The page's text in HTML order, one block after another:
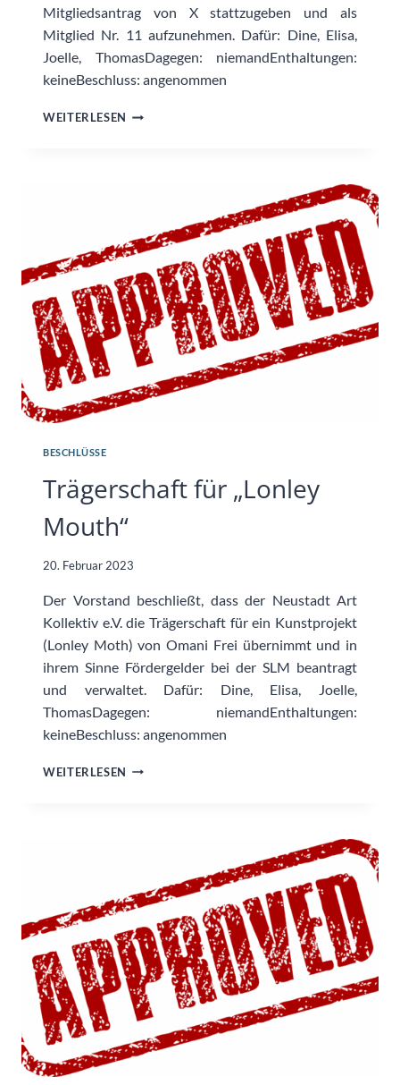
Mitgliedsantrag von X stattzugeben und als
Mitglied Nr. 11 aufzunehmen. Dafür: Dine, Elisa,
Joelle, ThomasDagegen: niemandEnthaltungen:
keineBeschluss: angenommen
WEITERLESEN MITGLIEDSAUFNAHME
BESCHLÜSSE
Trägerschaft für „Lonley
Mouth“
20. Februar 2023
Der Vorstand beschließt, dass der Neustadt Art
Kollektiv e.V. die Trägerschaft für ein Kunstprojekt
(Lonley Moth) von Omani Frei übernimmt und in
ihrem Sinne Fördergelder bei der SLM beantragt
und verwaltet. Dafür: Dine, Elisa, Joelle,
ThomasDagegen: niemandEnthaltungen:
keineBeschluss: angenommen
WEITERLESEN TRÄGERSCHAFT